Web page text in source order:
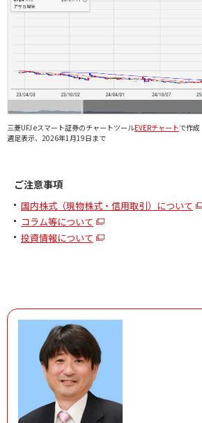
三菱UFJ eスマート証券のチャートツールEVERチャートで作成
週足表示、2026年1月19日まで
ご注意事項
国内株式（現物株式・信用取引）について
コラム等について
投資情報について